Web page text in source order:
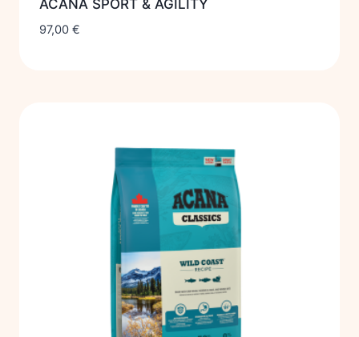
ACANA SPORT & AGILITY
97,00 €